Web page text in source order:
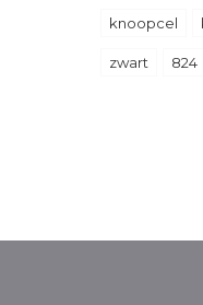
knoopcel
zwart 824